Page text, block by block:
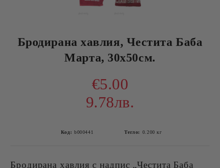
Бродирана хавлия, Честита Баба
Марта, 30х50см.
€5.00
9.78лв.
Код: b000441 Тегло: 0.200 кг
Бродирана хавлия с надпис „Честита Баба